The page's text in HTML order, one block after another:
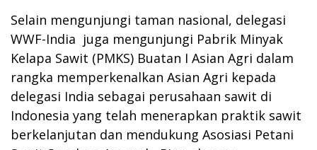
Selain mengunjungi taman nasional, delegasi
WWF-India juga mengunjungi Pabrik Minyak
Kelapa Sawit (PMKS) Buatan I Asian Agri dalam
rangka memperkenalkan Asian Agri kepada
delegasi India sebagai perusahaan sawit di
Indonesia yang telah menerapkan praktik sawit
berkelanjutan dan mendukung Asosiasi Petani